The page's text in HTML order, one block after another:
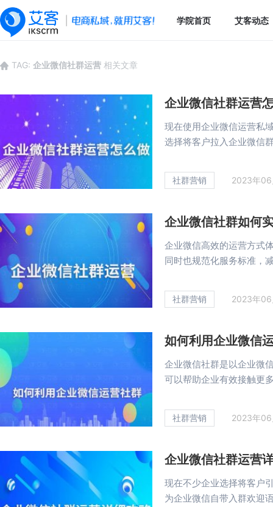
学院首页 艾客动态
TAG: 企业微信社群运营 相关文章
企业微信社群运营
现在使用企业微信运营私
选择将客户拉入企业微信
社群营销 2023年
企业微信社群如何
企业微信高效的运营方式
同时也规范化服务标准，
社群营销 2023年
如何利用企业微信
企业微信社群是以企业微
可以帮助企业有效接触更
社群营销 2023年
企业微信社群运营
现在不少企业选择将客户
为企业微信自带入群欢迎